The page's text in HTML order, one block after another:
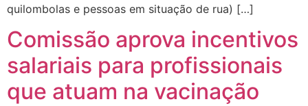
quilombolas e pessoas em situação de rua) […]
Comissão aprova incentivos
salariais para profissionais
que atuam na vacinação